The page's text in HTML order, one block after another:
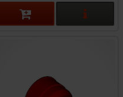
פרטים נוספים